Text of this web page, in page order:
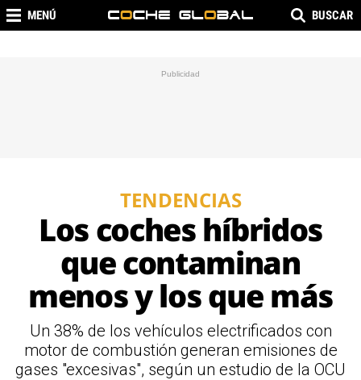
MENÚ BUSCAR
TENDENCIAS
Los coches híbridos
que contaminan
menos y los que más
Un 38% de los vehículos electrificados con
motor de combustión generan emisiones de
gases "excesivas", según un estudio de la OCU